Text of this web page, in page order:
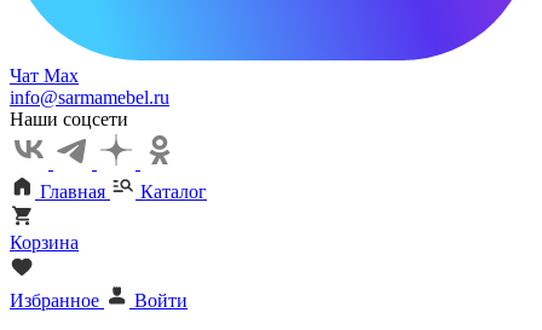
Чат Max
info@sarmamebel.ru
Наши соцсети
Главная Каталог
Корзина
Избранное
Войти